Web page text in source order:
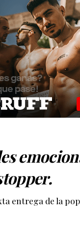
entrega de la